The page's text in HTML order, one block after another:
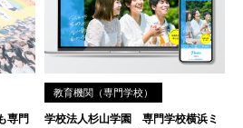
専門
教育機関（専門学校）
学校法人杉山学園 専門学校横浜ミ